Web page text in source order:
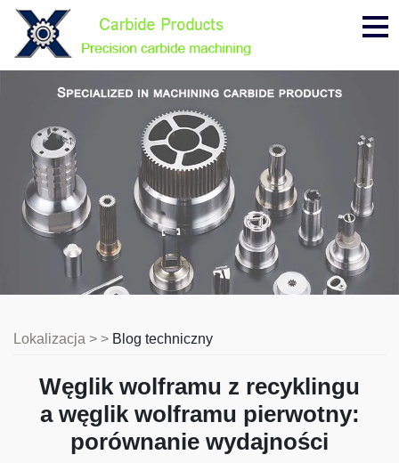
Lokalizacja > > Blog techniczny
Węglik wolframu z recyklingu
a węglik wolframu pierwotny:
porównanie wydajności